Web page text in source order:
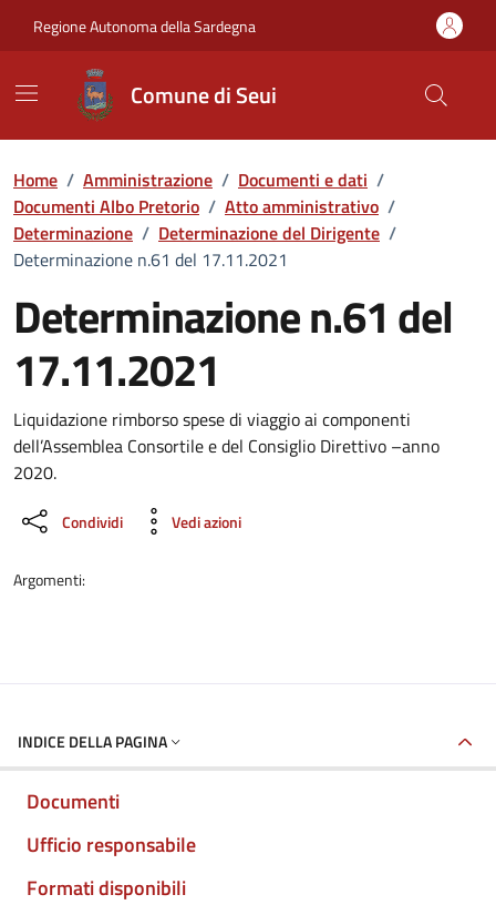
Regione Autonoma della Sardegna
Comune di Seui
Home / Amministrazione / Documenti e dati /
Documenti Albo Pretorio / Atto amministrativo /
Determinazione / Determinazione del Dirigente /
Determinazione n.61 del 17.11.2021
Determinazione n.61 del
17.11.2021
Dettaglio del documento
Liquidazione rimborso spese di viaggio ai componenti
dell’Assemblea Consortile e del Consiglio Direttivo –anno
2020.
Condividi Vedi azioni
Argomenti:
INDICE DELLA PAGINA
Documenti
Ufficio responsabile
Formati disponibili